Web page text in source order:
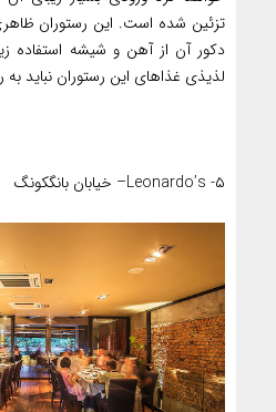
تزئین شده است. این رستوران
دکور آن از آهن و شیشه استفاده
لذیذی غذاهای این رستوران نباید
۵- Leonardo’s– خیابان بانگکونگ